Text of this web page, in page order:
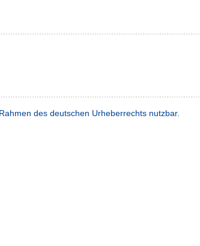
des deutschen Urheberrechts nutzbar.